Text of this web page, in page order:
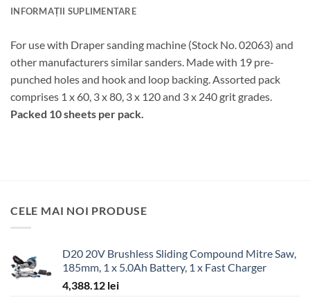
INFORMAȚII SUPLIMENTARE
For use with Draper sanding machine (Stock No. 02063) and
other manufacturers similar sanders. Made with 19 pre-
punched holes and hook and loop backing. Assorted pack
comprises 1 x 60, 3 x 80, 3 x 120 and 3 x 240 grit grades.
Packed 10 sheets per pack.
CELE MAI NOI PRODUSE
D20 20V Brushless Sliding Compound Mitre Saw,
185mm, 1 x 5.0Ah Battery, 1 x Fast Charger
4,388.12 lei